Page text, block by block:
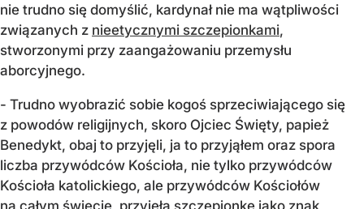
nie trudno się domyślić, kardynał nie ma wątpliwości
związanych z nieetycznymi szczepionkami,
stworzonymi przy zaangażowaniu przemysłu
aborcyjnego.
- Trudno wyobrazić sobie kogoś sprzeciwiającego się
z powodów religijnych, skoro Ojciec Święty, papież
Benedykt, obaj to przyjęli, ja to przyjąłem oraz spora
liczba przywódców Kościoła, nie tylko przywódców
Kościoła katolickiego, ale przywódców Kościołów
na całym świecie, przyjęła szczepionkę jako znak